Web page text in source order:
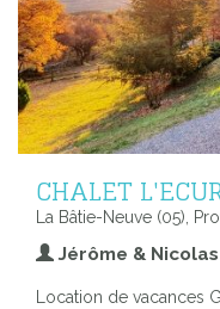
CHALET
La Bâtie-Neuve (05),
Jérôme & Nicolas
Location de vacances